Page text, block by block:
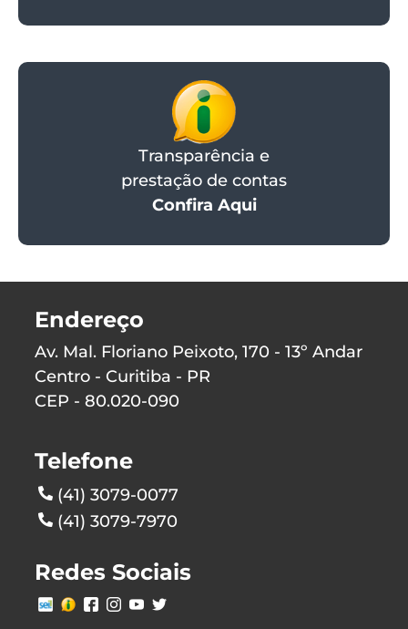
Transparência e
prestação de contas
Confira Aqui
Endereço
Av. Mal. Floriano Peixoto, 170 - 13º Andar
Centro - Curitiba - PR
CEP - 80.020-090
Telefone
(41) 3079-0077
(41) 3079-7970
Redes Sociais